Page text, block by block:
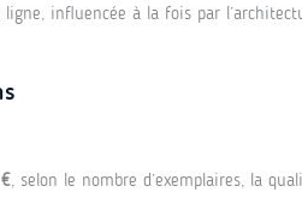
influencée à la fois par
, selon le nombre d’exemplaires, la